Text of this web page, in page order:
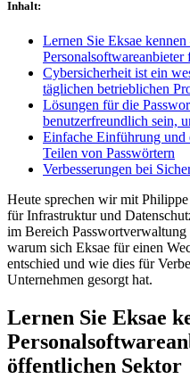
Inhalt:
Lernen Sie Eksae
Cybersicherheit ist ein
täglichen betrieblichen
Lösungen für die
benutzerfreundlich sein,
Einfache Einführung und
Teilen von Passwörtern
Verbesserungen bei
Heute sprechen wir mit
für Infrastruktur und
im Bereich
warum sich Eksae für einen
entschied und wie dies für
Unternehmen gesorgt hat.
Lernen Sie Eksae
öffentlichen Sektor